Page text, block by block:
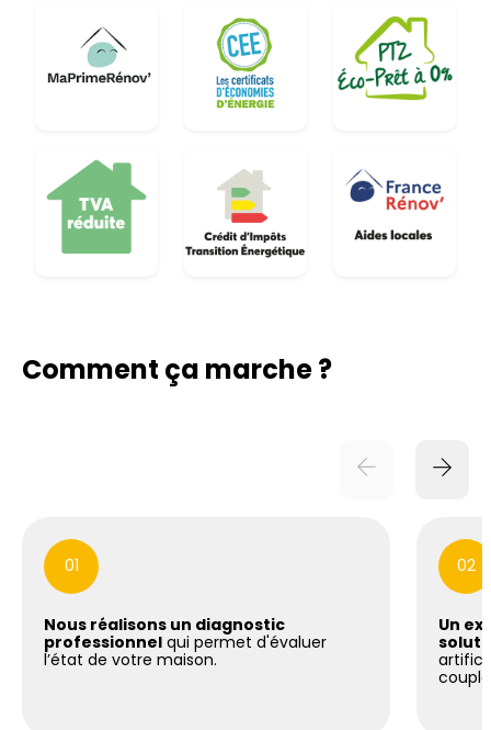
Comment ça marche ?
01
Nous réalisons un diagnostic
professionnel qui permet d'évaluer
l’état de votre maison.
02
Un